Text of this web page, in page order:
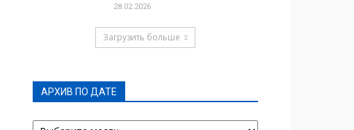
28.02.2026
Загрузить больше
АРХИВ ПО ДАТЕ
АРХИВ